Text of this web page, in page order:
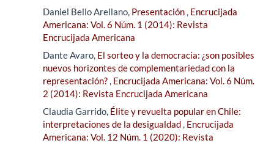
Daniel Bello Arellano, Presentación, Encrucijada
Americana: Vol. 6 Núm. 1 (2014): Revista
Encrucijada Americana
Dante Avaro, El sorteo y la democracia: ¿son posibles
nuevos horizontes de complementariedad con la
representación?, Encrucijada Americana: Vol. 6 Núm.
2 (2014): Revista Encrucijada Americana
Claudia Garrido, Élite y revuelta popular en Chile:
interpretaciones de la desigualdad, Encrucijada
Americana: Vol. 12 Núm. 1 (2020): Revista